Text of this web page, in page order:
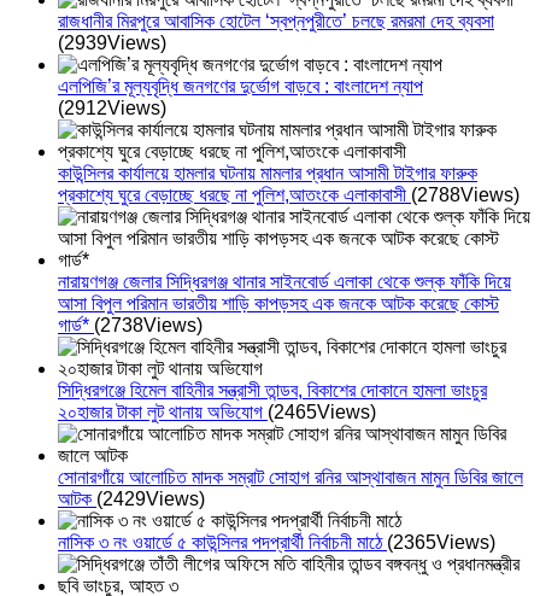
রাজধানীর মিরপুরে আবাসিক হোটেল ‘স্বপ্নপুরীতে’ চলছে রমরমা দেহ ব্যবসা
(2939Views)
এলপিজি’র মূল্যবৃদ্ধি জনগণের দুর্ভোগ বাড়বে : বাংলাদেশ ন্যাপ
(2912Views)
কাউন্সিলর কার্যালয়ে হামলার ঘটনায় মামলার প্রধান আসামী টাইগার ফারুক
প্রকাশ্যে ঘুরে বেড়াচ্ছে ধরছে না পুলিশ,আতংকে এলাকাবাসী (2788Views)
নারায়ণগঞ্জ জেলার সিদ্ধিরগঞ্জ থানার সাইনবোর্ড এলাকা থেকে শুল্ক ফাঁকি দিয়ে
আসা বিপুল পরিমান ভারতীয় শাড়ি কাপড়সহ এক জনকে আটক করেছে কোস্ট
গার্ড* (2738Views)
সিদ্ধিরগঞ্জে হিমেল বাহিনীর সন্ত্রাসী তান্ডব, বিকাশের দোকানে হামলা ভাংচুর
২০হাজার টাকা লুট থানায় অভিযোগ (2465Views)
সোনারগাঁয়ে আলোচিত মাদক সম্রাট সোহাগ রনির আস্থাবাজন মামুন ডিবির জালে
আটক (2429Views)
নাসিক ৩ নং ওয়ার্ডে ৫ কাউন্সিলর পদপ্রার্থী নির্বাচনী মাঠে (2365Views)